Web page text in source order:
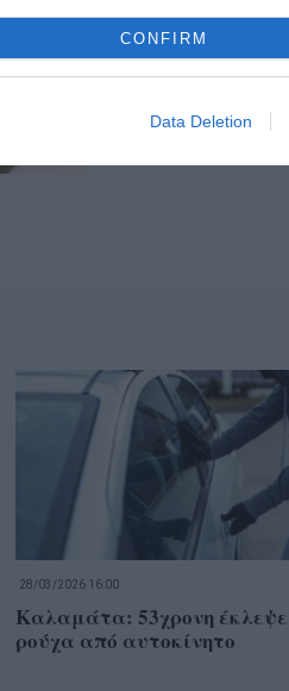
CONFIRM
Data Deletion
28/03/2026 16:00
Καλαμάτα: 53χρονη έκλεψε
ρούχα από αυτοκίνητο